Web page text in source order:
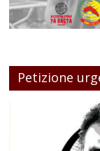
Petizione